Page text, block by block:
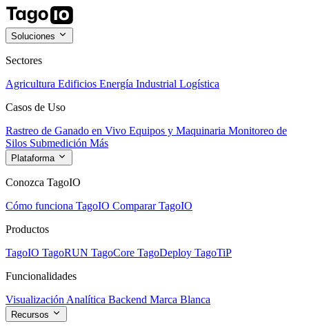
Soluciones
Sectores
Agricultura Edificios Energía Industrial Logística
Casos de Uso
Rastreo de Ganado en Vivo Equipos y Maquinaria Monitoreo de
Silos Submedición Más
Plataforma
Conozca TagoIO
Cómo funciona TagoIO Comparar TagoIO
Productos
TagoIO TagoRUN TagoCore TagoDeploy TagoTiP
Funcionalidades
Visualización Analítica Backend Marca Blanca
Recursos